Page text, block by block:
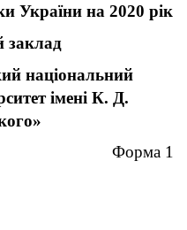
України на 2020 рік
заклад
національний
імені К. Д.
Форма 1